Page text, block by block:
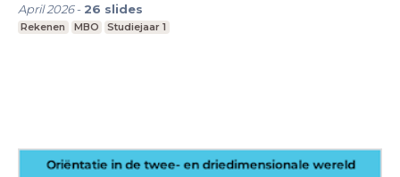
April 2026- 26 slides
Rekenen MBO Studiejaar 1